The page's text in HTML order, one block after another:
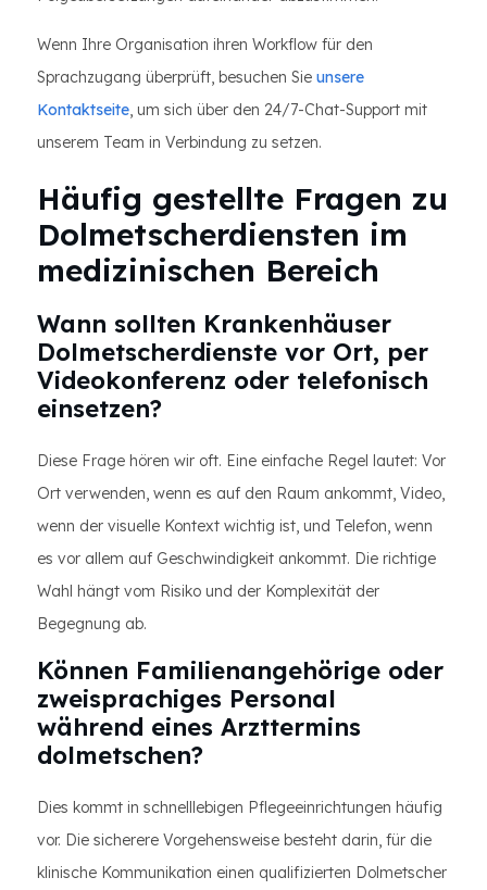
Wenn Ihre Organisation ihren Workflow für den
Sprachzugang überprüft, besuchen Sie unsere
Kontaktseite, um sich über den 24/7-Chat-Support mit
unserem Team in Verbindung zu setzen.
Häufig gestellte Fragen zu
Dolmetscherdiensten im
medizinischen Bereich
Wann sollten Krankenhäuser
Dolmetscherdienste vor Ort, per
Videokonferenz oder telefonisch
einsetzen?
Diese Frage hören wir oft. Eine einfache Regel lautet: Vor
Ort verwenden, wenn es auf den Raum ankommt, Video,
wenn der visuelle Kontext wichtig ist, und Telefon, wenn
es vor allem auf Geschwindigkeit ankommt. Die richtige
Wahl hängt vom Risiko und der Komplexität der
Begegnung ab.
Können Familienangehörige oder
zweisprachiges Personal
während eines Arzttermins
dolmetschen?
Dies kommt in schnelllebigen Pflegeeinrichtungen häufig
vor. Die sicherere Vorgehensweise besteht darin, für die
klinische Kommunikation einen qualifizierten Dolmetscher